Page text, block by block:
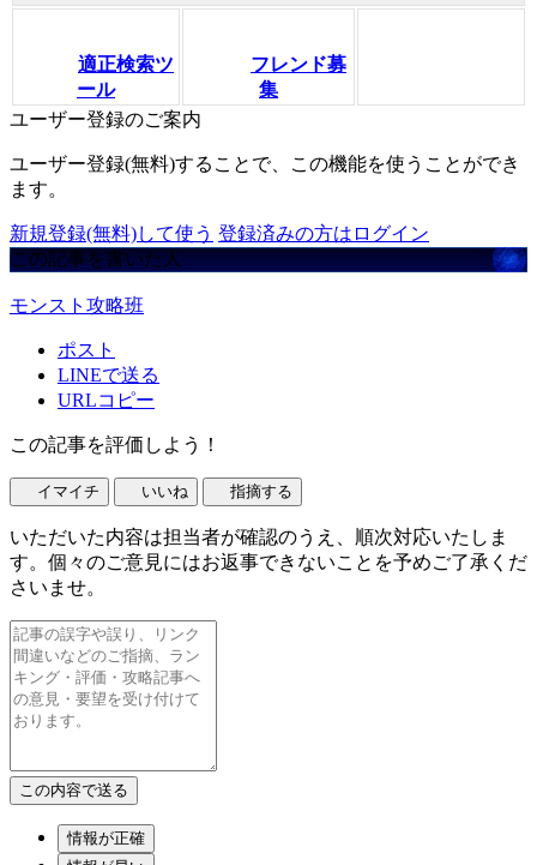
適正検索ツ
ール
フレンド募
集
ユーザー登録のご案内
ユーザー登録(無料)することで、この機能を使うことができ
ます。
新規登録(無料)して使う 登録済みの方はログイン
この記事を書いた人
モンスト攻略班
ポスト
LINEで送る
URLコピー
この記事を評価しよう！
イマイチ いいね 指摘する
いただいた内容は担当者が確認のうえ、順次対応いたしま
す。個々のご意見にはお返事できないことを予めご了承くだ
さいませ。
情報が正確